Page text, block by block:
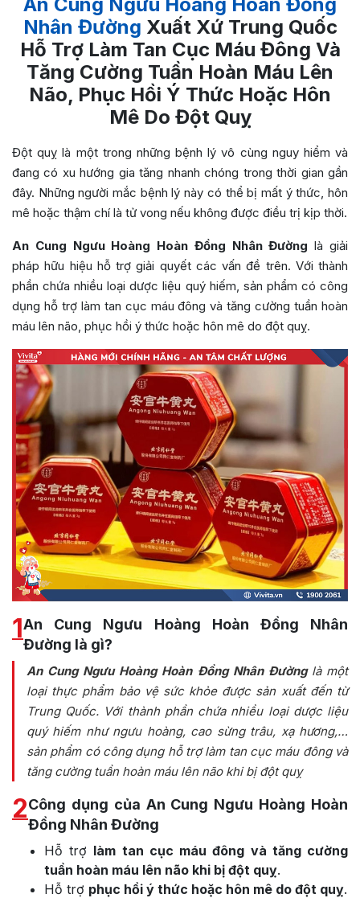
Nhân Đường Xuất Xứ Trung Quốc
Hỗ Trợ Làm Tan Cục Máu Đông Và
Tăng Cường Tuần Hoàn Máu Lên
Não, Phục Hồi Ý Thức Hoặc Hôn
Mê Do Đột Quỵ
Đột quỵ là một trong những bệnh lý vô cùng nguy hiểm và
đang có xu hướng gia tăng nhanh chóng trong thời gian gần
đây. Những người mắc bệnh lý này có thể bị mất ý thức, hôn
mê hoặc thậm chí là tử vong nếu không được điều trị kịp thời.
An Cung Ngưu Hoàng Hoàn Đồng Nhân Đường là giải
pháp hữu hiệu hỗ trợ giải quyết các vấn đề trên. Với thành
phần chứa nhiều loại dược liệu quý hiếm, sản phẩm có công
dụng hỗ trợ làm tan cục máu đông và tăng cường tuần hoàn
máu lên não, phục hồi ý thức hoặc hôn mê do đột quỵ.
1An Cung Ngưu Hoàng Hoàn Đồng Nhân
Đường là gì?
An Cung Ngưu Hoàng Hoàn Đồng Nhân Đườnglà một
loại thực phẩm bảo vệ sức khỏe được sản xuất đến từ
Trung Quốc. Với thành phần chứa nhiều loại dược liệu
quý hiếm như ngưu hoàng, cao sừng trâu, xạ hương,…
sản phẩm có công dụng hỗ trợ làm tan cục máu đông và
tăng cường tuần hoàn máu lên não khi bị đột quỵ
2Công dụng của An Cung Ngưu Hoàng Hoàn
Đồng Nhân Đường
Hỗ trợ làm tan cục máu đông và tăng cường
tuần hoàn máu lên não khi bị đột quỵ.
Hỗ trợ phục hồi ý thức hoặc hôn mê do đột quỵ.